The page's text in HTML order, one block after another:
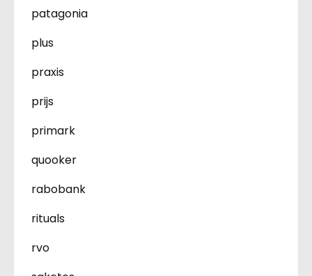
patagonia
plus
praxis
prijs
primark
quooker
rabobank
rituals
rvo